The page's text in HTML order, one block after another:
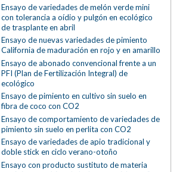
Ensayo de variedades de melón verde mini
con tolerancia a oídio y pulgón en ecológico
de trasplante en abril
Ensayo de nuevas variedades de pimiento
California de maduración en rojo y en amarillo
Ensayo de abonado convencional frente a un
PFI (Plan de Fertilización Integral) de
ecológico
Ensayo de pimiento en cultivo sin suelo en
fibra de coco con CO2
Ensayo de comportamiento de variedades de
pimiento sin suelo en perlita con CO2
Ensayo de variedades de apio tradicional y
doble stick en ciclo verano-otoño
Ensayo con producto sustituto de materia